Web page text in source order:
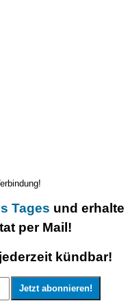
Tages und erhalte
per Mail!
kündbar!